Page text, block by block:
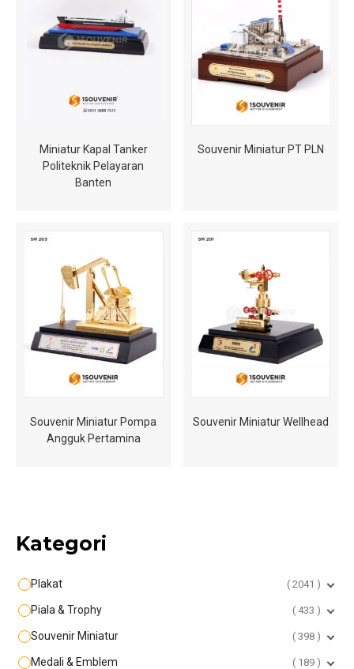
Miniatur Kapal Tanker
Politeknik Pelayaran
Banten
Souvenir Miniatur PT PLN
Souvenir Miniatur Pompa
Angguk Pertamina
Souvenir Miniatur Wellhead
Kategori
Plakat 2041
Piala & Trophy 433
Souvenir Miniatur 398
Medali & Emblem 189